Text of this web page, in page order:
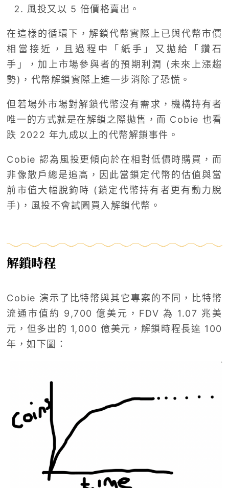
風投又以 5 倍價格賣出。
在這樣的循環下，解鎖代幣實際上已與代幣市價
相當接近，且過程中「紙手」又拋給「鑽石
手」，加上市場參與者的預期利潤 (未來上漲趨
勢)，代幣解鎖實際上進一步消除了恐慌。
但若場外市場對解鎖代幣沒有需求，機構持有者
唯一的方式就是在解鎖之際拋售，而 Cobie 也看
跌 2022 年九成以上的代幣解鎖事件。
Cobie 認為風投更傾向於在相對低價時購買，而
非像散戶總是追高，因此當鎖定代幣的估值與當
前市值大幅脫鉤時 (鎖定代幣持有者更有動力脫
手)，風投不會試圖買入解鎖代幣。
解鎖時程
Cobie 演示了比特幣與其它專案的不同，比特幣
流通市值約 9,700 億美元，FDV 為 1.07 兆美
元，但多出的 1,000 億美元，解鎖時程長達 100
年，如下圖：